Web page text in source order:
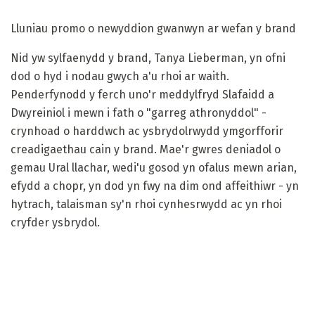
Lluniau promo o newyddion gwanwyn ar wefan y brand
Nid yw sylfaenydd y brand, Tanya Lieberman, yn ofni
dod o hyd i nodau gwych a'u rhoi ar waith.
Penderfynodd y ferch uno'r meddylfryd Slafaidd a
Dwyreiniol i mewn i fath o "garreg athronyddol" -
crynhoad o harddwch ac ysbrydolrwydd ymgorfforir
creadigaethau cain y brand. Mae'r gwres deniadol o
gemau Ural llachar, wedi'u gosod yn ofalus mewn arian,
efydd a chopr, yn dod yn fwy na dim ond affeithiwr - yn
hytrach, talaisman sy'n rhoi cynhesrwydd ac yn rhoi
cryfder ysbrydol.